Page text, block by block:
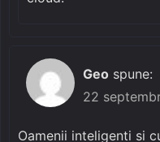
Geo spune:
22
Oamenii inteligenti si